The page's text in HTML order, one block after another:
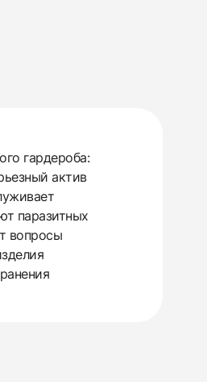
гардероба:
актив
паразитных
вопросы